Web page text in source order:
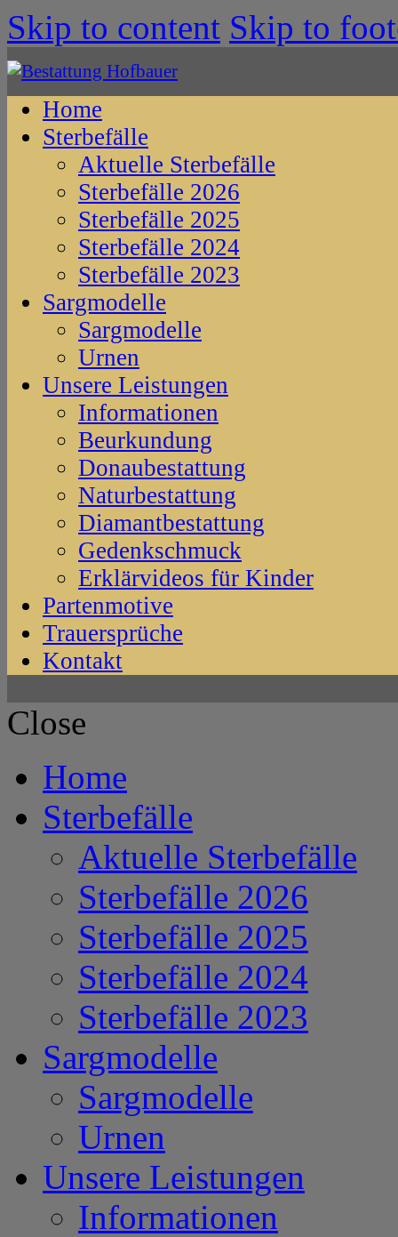
Skip to content Skip to
Home
Sterbefälle
Aktuelle Sterbefälle
Sterbefälle 2026
Sterbefälle 2025
Sterbefälle 2024
Sterbefälle 2023
Sargmodelle
Sargmodelle
Urnen
Unsere Leistungen
Informationen
Beurkundung
Donaubestattung
Naturbestattung
Diamantbestattung
Gedenkschmuck
Erklärvideos für Kinder
Partenmotive
Trauersprüche
Kontakt
Close
Home
Sterbefälle
Aktuelle Sterbefälle
Sterbefälle 2026
Sterbefälle 2025
Sterbefälle 2024
Sterbefälle 2023
Sargmodelle
Sargmodelle
Urnen
Unsere Leistungen
Informationen